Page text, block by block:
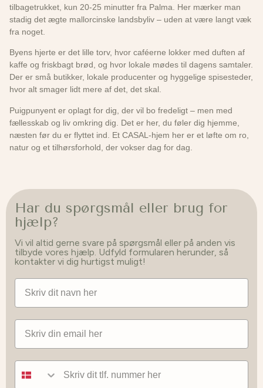
tilbagetrukket, kun 20-25 minutter fra Palma. Her mærker man
stadig det ægte mallorcinske landsbyliv – uden at være langt væk
fra noget.
Byens hjerte er det lille torv, hvor caféerne lokker med duften af
kaffe og friskbagt brød, og hvor lokale mødes til dagens samtaler.
Der er små butikker, lokale producenter og hyggelige spisesteder,
hvor alt smager lidt mere af det, det skal.
Puigpunyent er oplagt for dig, der vil bo fredeligt – men med
fællesskab og liv omkring dig. Det er her, du føler dig hjemme,
næsten før du er flyttet ind. Et CASAL-hjem her er et løfte om ro,
natur og et tilhørsforhold, der vokser dag for dag.
Har du spørgsmål eller brug for
hjælp?
Vi vil altid gerne svare på spørgsmål eller på anden vis
tilbyde vores hjælp. Udfyld formularen herunder, så
kontakter vi dig hurtigst muligt!
Navn
Email
Tlf nummer